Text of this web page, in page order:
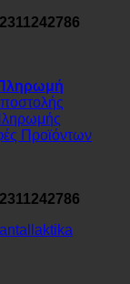
Προϊόντων